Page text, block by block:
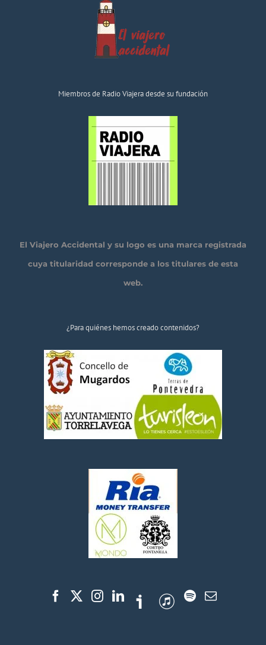
Miembros de Radio Viajera desde su fundación
El Viajero Accidental y su logo es una marca registrada
cuya titularidad corresponde a los titulares de esta
web.
¿Para quiénes hemos creado contenidos?